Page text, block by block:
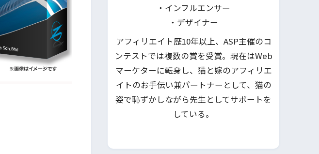
・インフルエンサー
・デザイナー
アフィリエイト歴10年以上、ASP主催のコ
ンテストでは複数の賞を受賞。現在はWeb
マーケターに転身し、猫と嫁のアフィリエ
イトのお手伝い兼パートナーとして、猫の
姿で恥ずかしながら先生としてサポートを
している。